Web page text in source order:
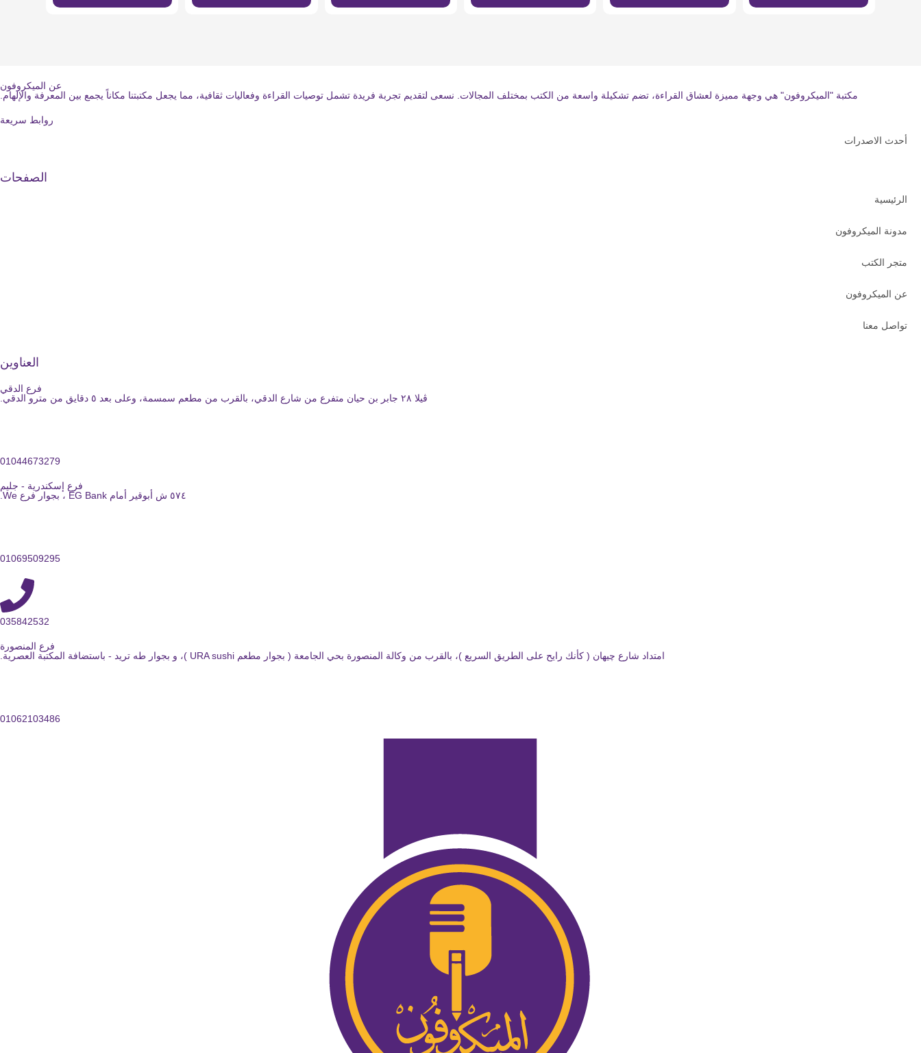
عن الميكروفون
مكتبة "الميكروفون" هي وجهة مميزة لعشاق القراءة، تضم تشكيلة واسعة من الكتب بمختلف المجالات. نسعى لتقديم تجربة فريدة تشمل توصيات القراءة وفعاليات ثقافية، مما يجعل مكتبتنا مكاناً يجمع بين المعرفة والإلهام.
روابط سريعة
أحدث الاصدرات
الصفحات
الرئيسية
مدونة الميكروفون
متجر الكتب
عن الميكروفون
تواصل معنا
العناوين
فرع الدقي
ڤيلا ٢٨ جابر بن حيان متفرع من شارع الدقي، بالقرب من مطعم سمسمة، وعلى بعد ٥ دقايق من مترو الدقي.
01044673279
فرع إسكندرية - جليم
٥٧٤ ش أبوقير أمام EG Bank ، بجوار فرع We.
01069509295
035842532
فرع المنصورة
امتداد شارع چيهان ( كأنك رايح على الطريق السريع )، بالقرب من وكالة المنصورة بحي الجامعة ( بجوار مطعم URA sushi )، و بجوار طه تريد - باستضافة المكتبة العصرية.
01062103486